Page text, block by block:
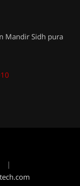
Mandir Sidh pura